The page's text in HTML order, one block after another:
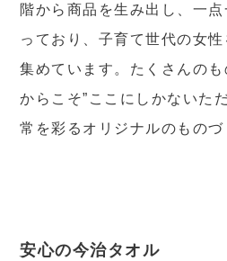
階から商品を生み出し、一
っており、子育て世代の女
集めています。たくさんの
からこそ”ここにしかないた
常を彩るオリジナルのものづ
安心の今治タオル